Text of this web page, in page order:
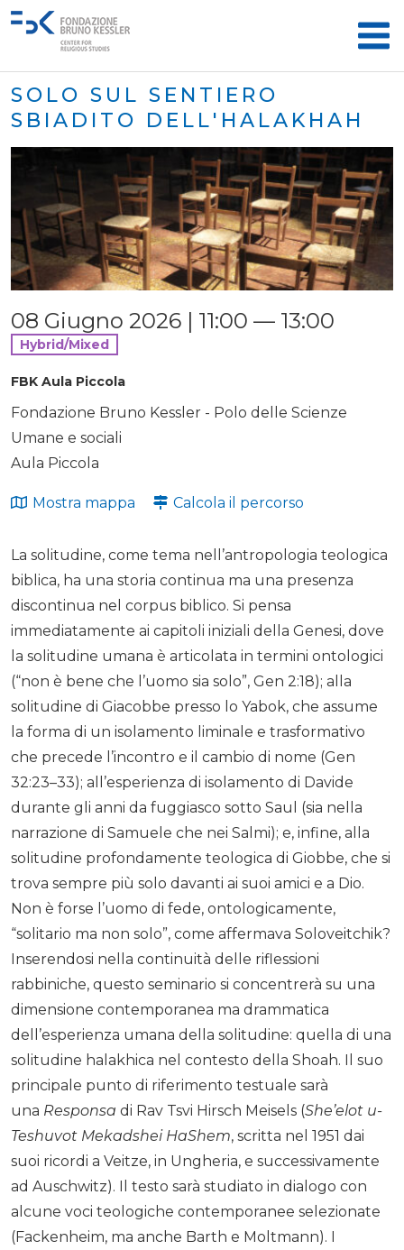
SOLO SUL SENTIERO
SBIADITO DELL'HALAKHAH
08 Giugno 2026 | 11:00 — 13:00
Hybrid/Mixed
FBK Aula Piccola
Fondazione Bruno Kessler - Polo delle Scienze
Umane e sociali
Aula Piccola
Mostra mappa Calcola il percorso
La solitudine, come tema nell’antropologia teologica
biblica, ha una storia continua ma una presenza
discontinua nel corpus biblico. Si pensa
immediatamente ai capitoli iniziali della Genesi, dove
la solitudine umana è articolata in termini ontologici
(“non è bene che l’uomo sia solo”, Gen 2:18); alla
solitudine di Giacobbe presso lo Yabok, che assume
la forma di un isolamento liminale e trasformativo
che precede l’incontro e il cambio di nome (Gen
32:23–33); all’esperienza di isolamento di Davide
durante gli anni da fuggiasco sotto Saul (sia nella
narrazione di Samuele che nei Salmi); e, infine, alla
solitudine profondamente teologica di Giobbe, che si
trova sempre più solo davanti ai suoi amici e a Dio.
Non è forse l’uomo di fede, ontologicamente,
“solitario ma non solo”, come affermava Soloveitchik?
Inserendosi nella continuità delle riflessioni
rabbiniche, questo seminario si concentrerà su una
dimensione contemporanea ma drammatica
dell’esperienza umana della solitudine: quella di una
solitudine halakhica nel contesto della Shoah. Il suo
principale punto di riferimento testuale sarà
una Responsa di Rav Tsvi Hirsch Meisels (She’elot u-
Teshuvot Mekadshei HaShem, scritta nel 1951 dai
suoi ricordi a Veitze, in Ungheria, e successivamente
ad Auschwitz). Il testo sarà studiato in dialogo con
alcune voci teologiche contemporanee selezionate
(Fackenheim, ma anche Barth e Moltmann). I